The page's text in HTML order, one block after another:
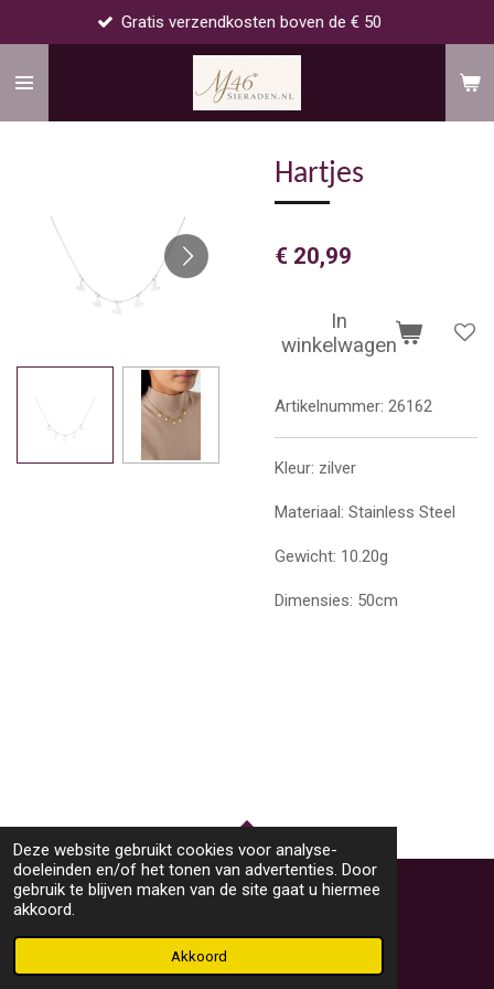
Deze website gebruikt cookies voor analyse-
doeleinden en/of het tonen van advertenties. Door
gebruik te blijven maken van de site gaat u hiermee
akkoord.
Akkoord
naar
Gratis verzendkosten boven de € 50
Hartjes
€ 20,99
In
winkelwagen
Artikelnummer: 26162
Kleur: zilver
Materiaal: Stainless Steel
Gewicht: 10.20g
Dimensies: 50cm
TOP